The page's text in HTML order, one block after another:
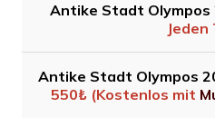
Antike Stadt
Jeden
Antike Stadt Olympos
550₺ (Kostenlos mit